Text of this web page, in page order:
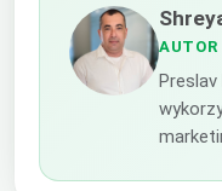
AUTOR